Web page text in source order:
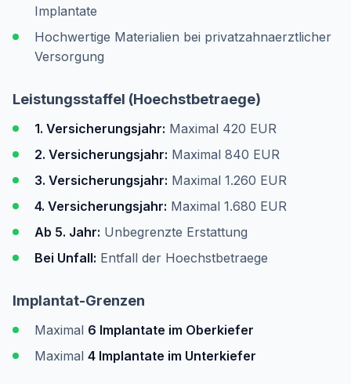
Implantate
Hochwertige Materialien bei privatzahnaerztlicher
Versorgung
Leistungsstaffel (Hoechstbetraege)
1. Versicherungsjahr: Maximal 420 EUR
2. Versicherungsjahr: Maximal 840 EUR
3. Versicherungsjahr: Maximal 1.260 EUR
4. Versicherungsjahr: Maximal 1.680 EUR
Ab 5. Jahr: Unbegrenzte Erstattung
Bei Unfall: Entfall der Hoechstbetraege
Implantat-Grenzen
Maximal 6 Implantate im Oberkiefer
Maximal 4 Implantate im Unterkiefer